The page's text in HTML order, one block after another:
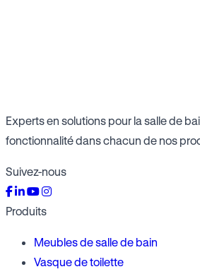
Experts en solutions pour la salle de
fonctionnalité dans chacun de nos
Suivez-nous
Produits
Meubles de salle de bain
Vasque de toilette